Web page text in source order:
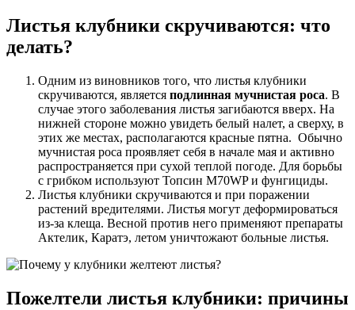
Листья клубники скручиваются: что
делать?
Одним из виновников того, что листья клубники
скручиваются, является подлинная мучнистая роса. В
случае этого заболевания листья загибаются вверх. На
нижней стороне можно увидеть белый налет, а сверху, в
этих же местах, располагаются красные пятна. Обычно
мучнистая роса проявляет себя в начале мая и активно
распространяется при сухой теплой погоде. Для борьбы
с грибком используют Топсин М70WP и фунгициды.
Листья клубники скручиваются и при поражении
растений вредителями. Листья могут деформироваться
из-за клеща. Весной против него применяют препараты
Актелик, Каратэ, летом уничтожают больные листья.
Пожелтели листья клубники: причины